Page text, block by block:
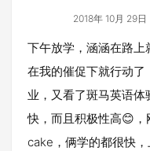
2018年 10月 29日
下午放学，涵涵在路
在我的催促下就行动
业，又看了斑马英语
快，而且积极性高😊
cake，俩学的都很快